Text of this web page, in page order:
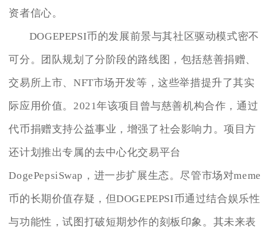
资者信心。
DOGEPEPSI币的发展前景与其社区驱动模式密不
可分。团队规划了分阶段的路线图，包括慈善捐赠、
交易所上市、NFT市场开发等，这些举措提升了其实
际应用价值。2021年该项目曾与慈善机构合作，通过
代币捐赠支持公益事业，增强了社会影响力。项目方
还计划推出专属的去中心化交易平台
DogePepsiSwap，进一步扩展生态。尽管市场对meme
币的长期价值存疑，但DOGEPEPSI币通过结合娱乐性
与功能性，试图打破短期炒作的刻板印象。其未来表